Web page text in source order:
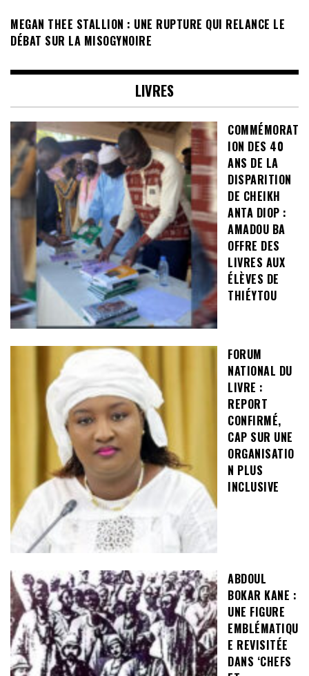
MEGAN THEE STALLION : UNE RUPTURE QUI RELANCE LE
DÉBAT SUR LA MISOGYNOIRE
LIVRES
COMMÉMORAT
ION DES 40
ANS DE LA
DISPARITION
DE CHEIKH
ANTA DIOP :
AMADOU BA
OFFRE DES
LIVRES AUX
ÉLÈVES DE
THIÉYTOU
FORUM
NATIONAL DU
LIVRE :
REPORT
CONFIRMÉ,
CAP SUR UNE
ORGANISATIO
N PLUS
INCLUSIVE
ABDOUL
BOKAR KANE :
UNE FIGURE
EMBLÉMATIQU
E REVISITÉE
DANS ‘CHEFS